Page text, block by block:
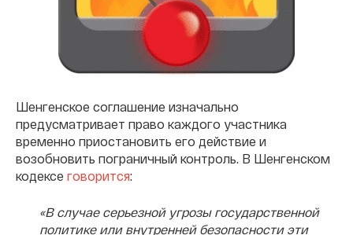
Шенгенское соглашение изначально
предусматривает право каждого участника
временно приостановить его действие и
возобновить пограничный контроль. В Шенгенском
кодексе говорится:
«В случае серьезной угрозы государственной
политике или внутренней безопасности эти